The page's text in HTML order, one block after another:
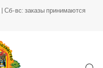
Сб-вс: заказы принимаются